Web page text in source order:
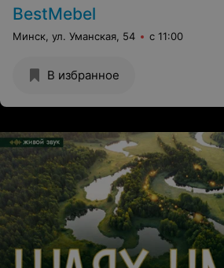
BestMebel
Минск, ул. Уманская, 54 с 11:00
В избранное